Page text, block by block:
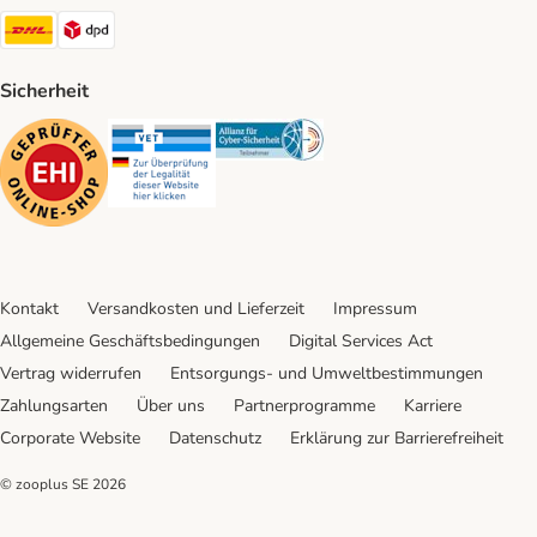
DHL Shipping Method
Sicherheit
Security Security Security
Kontakt Versandkosten und Lieferzeit
Impressum
Allgemeine Geschäftsbedingungen
Digital Services Act
Vertrag widerrufen
Entsorgungs- und Umweltbestimmungen
Zahlungsarten
Über uns Partnerprogramme
Karriere
Corporate Website
Datenschutz Erklärung zur Barrierefreiheit
© zooplus SE 2026